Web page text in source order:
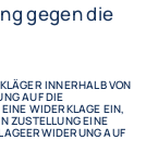
gegen die
INNERHALB VON
AUF DIE
WIDERKLAGE EIN,
ZUSTELLUNG EINE
AUF